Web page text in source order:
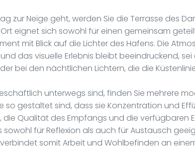
zur Neige geht, werden Sie die Terrasse des
Ort eignet sich sowohl für einen gemeinsam
mit Blick auf die Lichter des Hafens. Die
das visuelle Erlebnis bleibt beeindruckend,
bei den nächtlichen Lichtern, die die
unterwegs sind, finden Sie mehrere
so gestaltet sind, dass sie Konzentration und
die Qualität des Empfangs und die verfügbaren
sowohl für Reflexion als auch für Austausch
verbindet somit Arbeit und Wohlbefinden an